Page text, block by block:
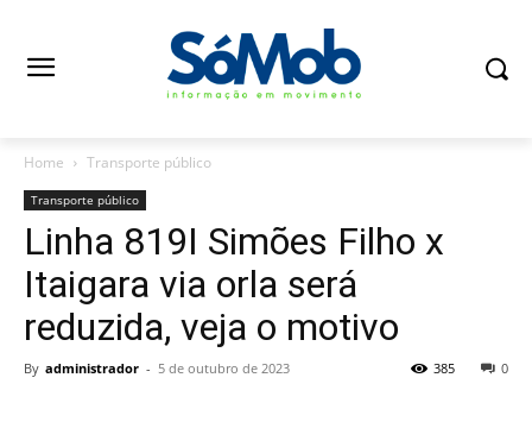
Home Transporte público
Transporte público
Linha 819I Simões Filho x
Itaigara via orla será
reduzida, veja o motivo
By administrador - 5 de outubro de 2023 0
385